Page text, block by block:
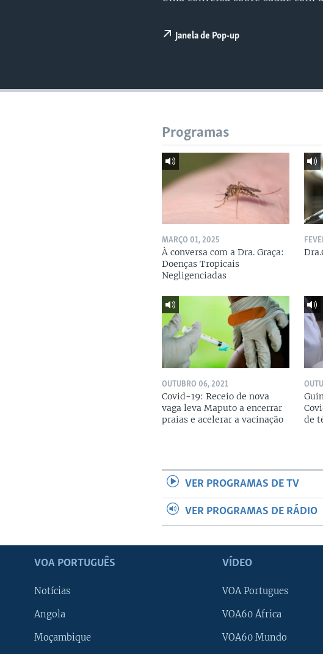
Janela de Pop-up
Programas
MARÇO 01, 2025
À conversa com a Dra. Graça:
Doenças Tropicais
Negligenciadas
OUTUBRO 06, 2021
Covid-19: Receio de nova
vaga leva Maputo a encerrar
praias e acelerar a vacinação
de
VER PROGRAMAS DE TV
VER PROGRAMAS DE RÁDIO
VOA PORTUGUÊS
Notícias
Angola
Moçambique
VÍDEO
VOA Portugues
VOA60 África
VOA60 Mundo